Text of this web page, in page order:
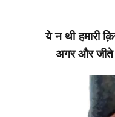
ये न थी हमारी
अगर और जीते